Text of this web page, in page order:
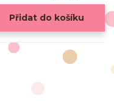
Přidat do košíku